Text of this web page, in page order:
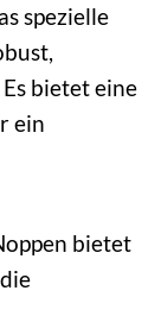
spezielle
bietet eine
ein
bietet